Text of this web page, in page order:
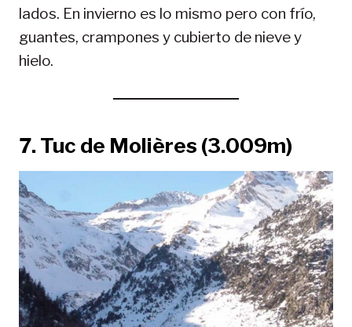
lados. En invierno es lo mismo pero con frío,
guantes, crampones y cubierto de nieve y
hielo.
7. Tuc de Molières (3.009m)